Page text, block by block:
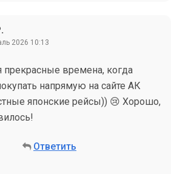
2026 10:13
прекрасные времена, когда
напрямую на сайте АК
японские рейсы)) 😢 Хорошо,
Ответить